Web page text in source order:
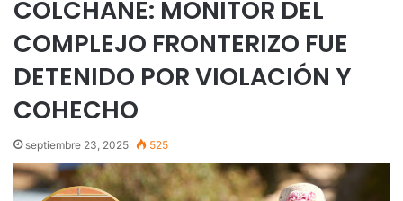
COLCHANE: MONITOR DEL
COMPLEJO FRONTERIZO FUE
DETENIDO POR VIOLACIÓN Y
COHECHO
septiembre 23, 2025 525